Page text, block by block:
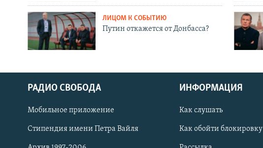
СОЦИАЛЬНЫЕ СЕТИ
ЛИЦОМ К СОБЫТИЮ
Путин откажется от Донбасса?
РАДИО СВОБОДА
Мобильное приложение
Стипендия имени Петра Вайля
ИНФОРМАЦИЯ
Как слушать
Как обойти блокировку